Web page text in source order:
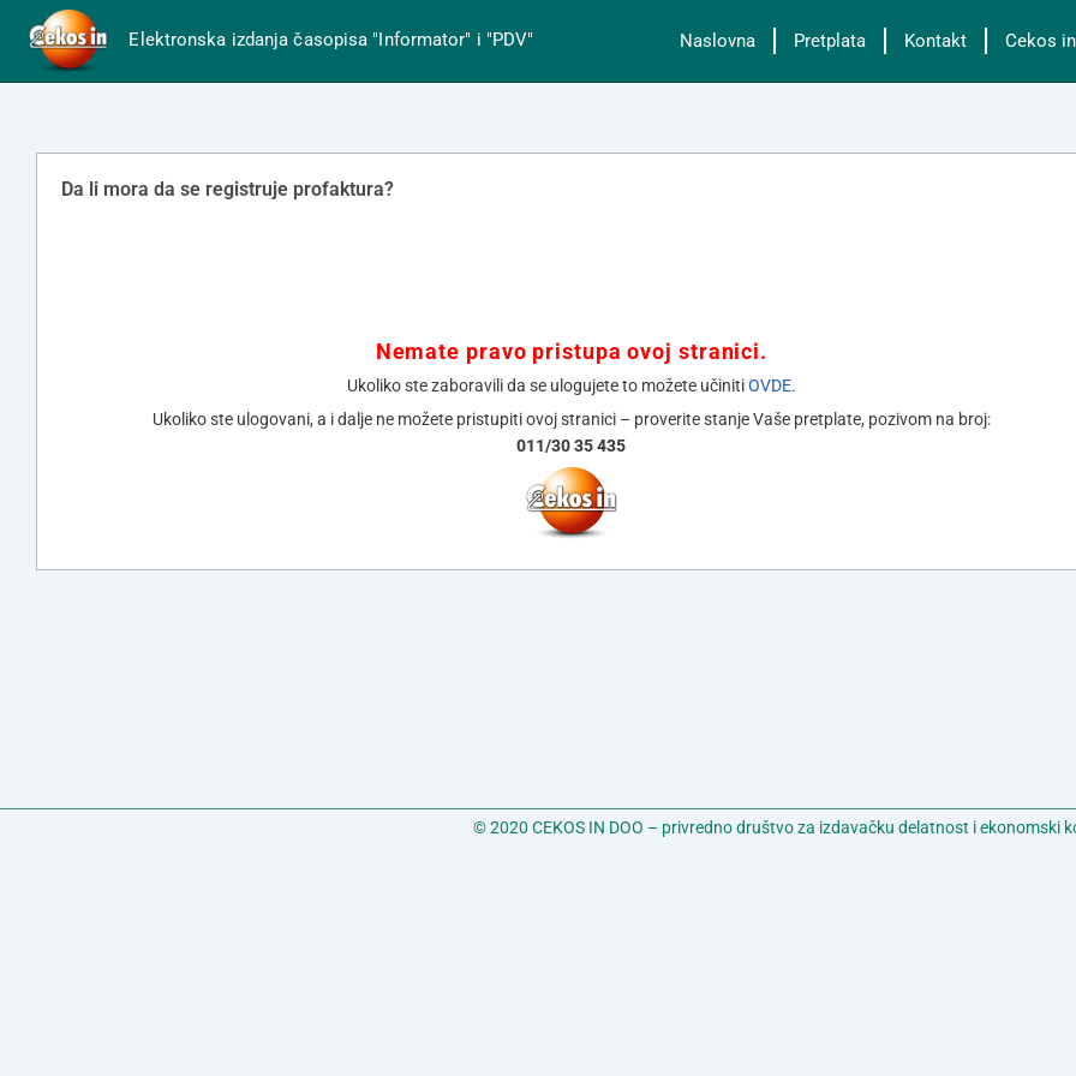
Elektronska izdanja časopisa "Informator" i "PDV" Naslovna Pretplata Kontakt Cekos in
Da li mora da se registruje profaktura?
Nemate pravo pristupa ovoj stranici.
Ukoliko ste zaboravili da se ulogujete to možete učinitiOVDE.
Ukoliko ste ulogovani, a i dalje ne možete pristupiti ovoj stranici – proverite stanje Vaše pretplate, pozivom na broj:
011/30 35 435
© 2020 CEKOS IN DOO – privredno društvo za izdavačku delatnost i ekonomski